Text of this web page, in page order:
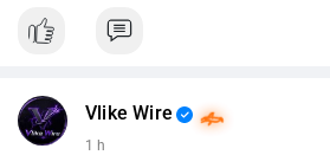
$btc
Vlike Wire
1 h